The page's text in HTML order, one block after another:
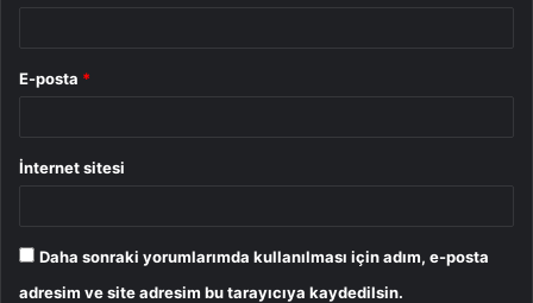
E-posta *
İnternet sitesi
Daha sonraki yorumlarımda kullanılması için adım, e-posta
adresim ve site adresim bu tarayıcıya kaydedilsin.